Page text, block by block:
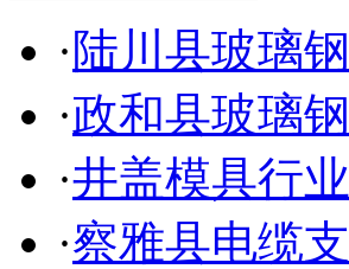
·陆川县玻璃
·政和县玻璃
·井盖模具行
·察雅县电缆